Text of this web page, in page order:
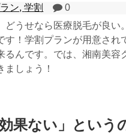
ン,学割
0
うせなら医療脱毛が良い
す！学割プランが用意され
んです。では、湘南美容
しょう！
果ない」という